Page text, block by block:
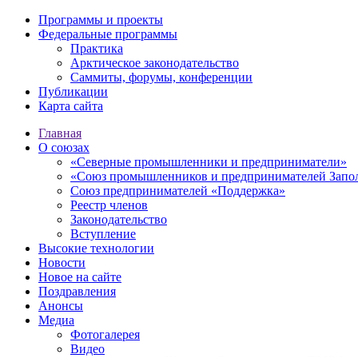
Программы и проекты
Федеральные программы
Практика
Арктическое законодательство
Саммиты, форумы, конференции
Публикации
Карта сайта
Главная
О союзах
«Северные промышленники и предприниматели»
«Союз промышленников и предпринимателей
Союз предпринимателей «Поддержка»
Реестр членов
Законодательство
Вступление
Высокие технологии
Новости
Новое на сайте
Поздравления
Анонсы
Медиа
Фотогалерея
Видео